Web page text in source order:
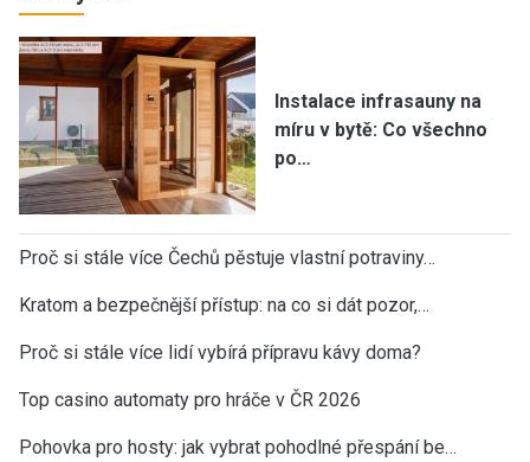
Instalace infrasauny na
míru v bytě: Co všechno
po…
Proč si stále více Čechů pěstuje vlastní potraviny…
Kratom a bezpečnější přístup: na co si dát pozor,…
Proč si stále více lidí vybírá přípravu kávy doma?
Top casino automaty pro hráče v ČR 2026
Pohovka pro hosty: jak vybrat pohodlné přespání be…